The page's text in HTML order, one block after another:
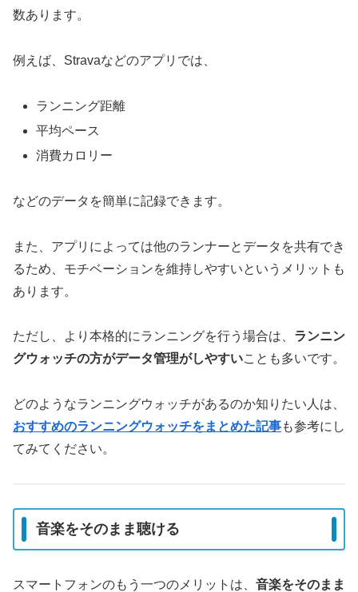
数あります。
例えば、Stravaなどのアプリでは、
ランニング距離
平均ペース
消費カロリー
などのデータを簡単に記録できます。
また、アプリによっては他のランナーとデータを共有でき
るため、モチベーションを維持しやすいというメリットも
あります。
ただし、より本格的にランニングを行う場合は、 ランニン
グウォッチの方がデータ管理がしやすいことも多いです。
どのようなランニングウォッチがあるのか知りたい人は、
おすすめのランニングウォッチをまとめた記事も参考にし
てみてください。
音楽をそのまま聴ける
スマートフォンのもう一つのメリットは、 音楽をそのまま